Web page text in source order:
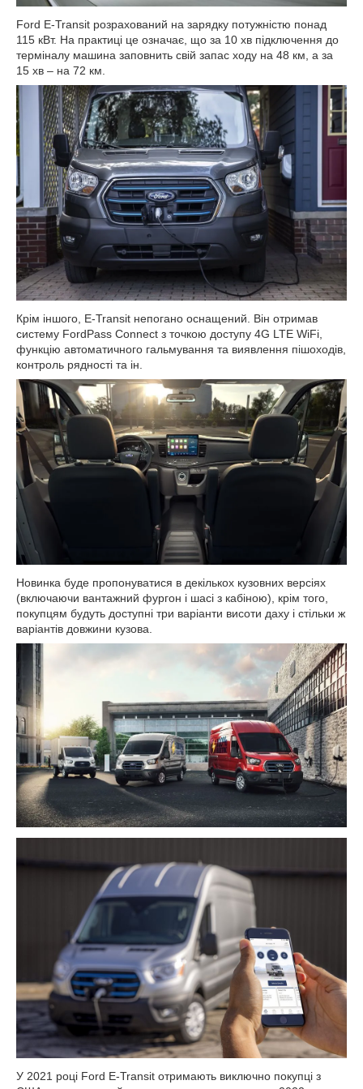
Ford E-Transit розрахований на зарядку потужністю понад
115 кВт. На практиці це означає, що за 10 хв підключення до
терміналу машина заповнить свій запас ходу на 48 км, а за
15 хв – на 72 км.
Крім іншого, E-Transit непогано оснащений. Він отримав
систему FordPass Connect з точкою доступу 4G LTE WiFi,
функцію автоматичного гальмування та виявлення пішоходів,
контроль рядності та ін.
Новинка буде пропонуватися в декількох кузовних версіях
(включаючи вантажний фургон і шасі з кабіною), крім того,
покупцям будуть доступні три варіанти висоти даху і стільки ж
варіантів довжини кузова.
У 2021 році Ford E-Transit отримають виключно покупці з